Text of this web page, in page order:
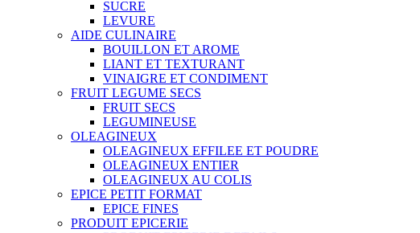
SUCRE
LEVURE
AIDE CULINAIRE
BOUILLON ET AROME
LIANT ET TEXTURANT
VINAIGRE ET CONDIMENT
FRUIT LEGUME SECS
FRUIT SECS
LEGUMINEUSE
OLEAGINEUX
OLEAGINEUX EFFILEE ET POUDRE
OLEAGINEUX ENTIER
OLEAGINEUX AU COLIS
EPICE PETIT FORMAT
EPICE FINES
PRODUIT EPICERIE